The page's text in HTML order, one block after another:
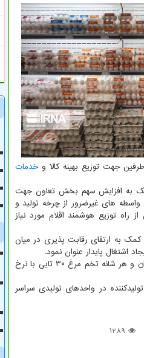
جهت توزیع بهینه کالا و خدمات
کمک به افزایش سهم بخش تعاون جهت
واسطه های غیرضرور از چرخه تولید و
راه توزیع هوشمند اقلام مورد نیاز
کمک به ارتقای رقابت پذیری در میان
پایدار عنوان نمود.
اینترنتی مرغ منجمد با قیمت مصوب ۳۱ هزار تومان و هر شانه تخم مرغ ۳۰ تایی با نرخ
در واحدهای تولیدی سراسر
1289